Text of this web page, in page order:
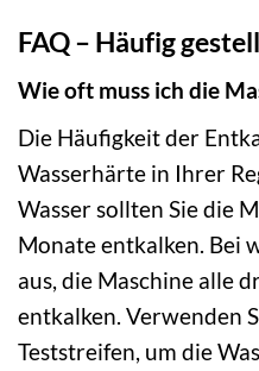
FAQ – Häufig
Wie oft muss ich die
Die Häufigkeit der
Wasserhärte in Ihrer
Wasser sollten Sie die
Monate entkalken. Bei
aus, die Maschine alle
entkalken. Verwenden
Teststreifen, um die